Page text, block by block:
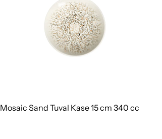
Mosaic Sand Tuval Kase 15 cm 340 cc